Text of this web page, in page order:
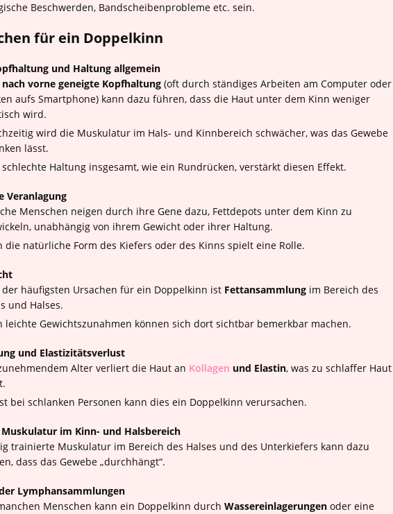
Beschwerden, Bandscheibenprobleme etc. sein.
für ein Doppelkinn
und Haltung allgemein
nach vorne geneigte Kopfhaltung (oft durch ständiges Arbeiten am Computer oder
aufs Smartphone) kann dazu führen, dass die Haut unter dem Kinn weniger
wird.
wird die Muskulatur im Hals- und Kinnbereich schwächer, was das Gewebe
lässt.
schlechte Haltung insgesamt, wie ein Rundrücken, verstärkt diesen Effekt.
Veranlagung
Menschen neigen durch ihre Gene dazu, Fettdepots unter dem Kinn zu
unabhängig von ihrem Gewicht oder ihrer Haltung.
die natürliche Form des Kiefers oder des Kinns spielt eine Rolle.
der häufigsten Ursachen für ein Doppelkinn ist Fettansammlung im Bereich des
und Halses.
leichte Gewichtszunahmen können sich dort sichtbar bemerkbar machen.
und Elastizitätsverlust
Alter verliert die Haut an Kollagen und Elastin, was zu schlaffer Haut
bei schlanken Personen kann dies ein Doppelkinn verursachen.
Muskulatur im Kinn- und Halsbereich
trainierte Muskulatur im Bereich des Halses und des Unterkiefers kann dazu
dass das Gewebe „durchhängt“.
Lymphansammlungen
Menschen kann ein Doppelkinn durch Wassereinlagerungen oder eine